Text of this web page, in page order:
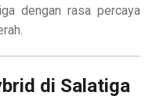
dengan rasa percaya
di Salatiga